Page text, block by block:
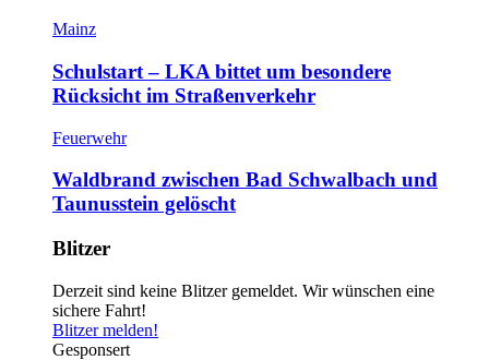
Mainz
Schulstart – LKA bittet um besondere
Rücksicht im Straßenverkehr
Feuerwehr
Waldbrand zwischen Bad Schwalbach und
Taunusstein gelöscht
Blitzer
Derzeit sind keine Blitzer gemeldet. Wir wünschen eine
sichere Fahrt!
Blitzer melden!
Gesponsert